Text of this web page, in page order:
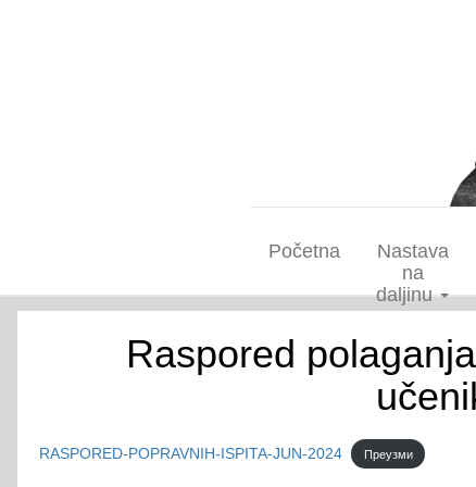
Početna
Nastava
na
daljinu
Raspored
RASPORED-POPRAVNIH-ISPITA-JUN-2024 Преузми